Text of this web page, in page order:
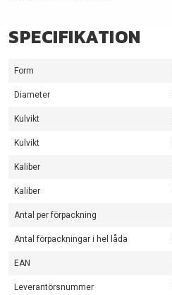
SPECIFIKATION
Form
Diameter
Kulvikt
Kulvikt
Kaliber
Kaliber
Antal per förpackning
Antal förpackningar i hel låda
EAN
Leverantörsnummer